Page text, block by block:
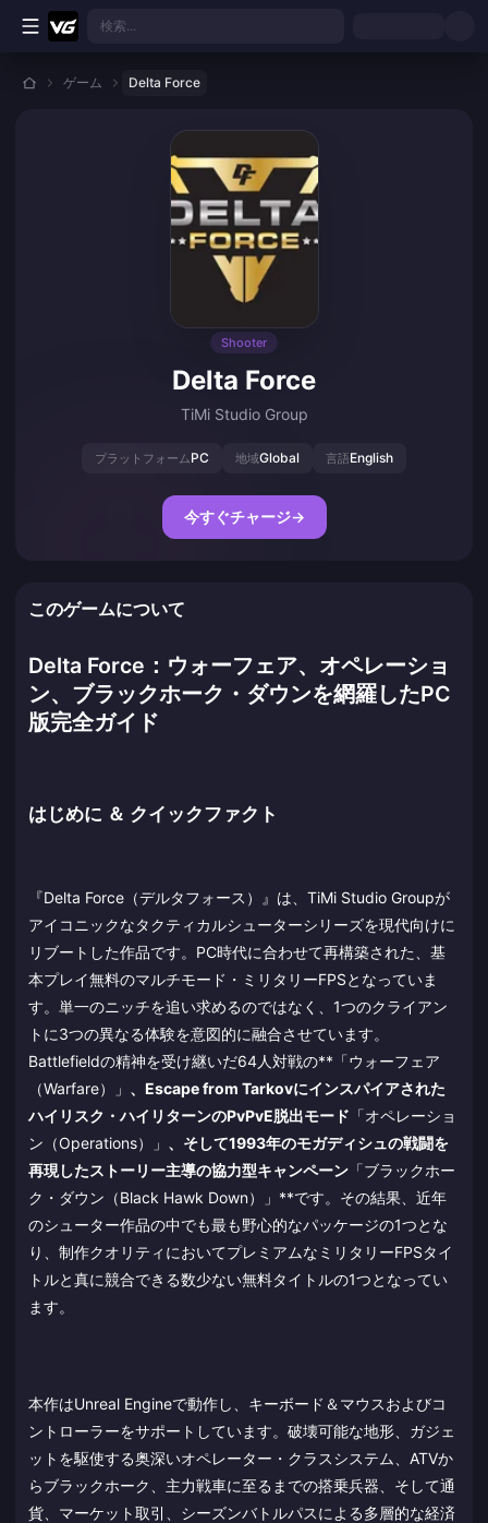
メインコンテンツへスキップ
検索...
ゲーム Delta Force
Shooter
Delta Force
TiMi Studio Group
プラットフォームPC 地域Global 言語English
今すぐチャージ→
このゲームについて
Delta Force：ウォーフェア、オペレーショ
ン、ブラックホーク・ダウンを網羅したPC
版完全ガイド
はじめに ＆ クイックファクト
『Delta Force（デルタフォース）』は、TiMi Studio Groupが
アイコニックなタクティカルシューターシリーズを現代向けに
リブートした作品です。PC時代に合わせて再構築された、基
本プレイ無料のマルチモード・ミリタリーFPSとなっていま
す。単一のニッチを追い求めるのではなく、1つのクライアン
トに3つの異なる体験を意図的に融合させています。
Battlefieldの精神を受け継いだ64人対戦の**「ウォーフェア
（Warfare）」 、Escape from Tarkovにインスパイアされた
ハイリスク・ハイリターンのPvPvE脱出モード 「オペレーショ
ン（Operations）」 、そして1993年のモガディシュの戦闘を
再現したストーリー主導の協力型キャンペーン 「ブラックホー
ク・ダウン（Black Hawk Down）」**です。その結果、近年
のシューター作品の中でも最も野心的なパッケージの1つとな
り、制作クオリティにおいてプレミアムなミリタリーFPSタイ
トルと真に競合できる数少ない無料タイトルの1つとなってい
ます。
本作はUnreal Engineで動作し、キーボード＆マウスおよびコ
ントローラーをサポートしています。破壊可能な地形、ガジェ
ットを駆使する奥深いオペレーター・クラスシステム、ATVか
らブラックホーク、主力戦車に至るまでの搭乗兵器、そして通
貨、マーケット取引、シーズンバトルパスによる多層的な経済